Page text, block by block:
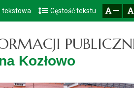
do głównego menu
do treści
do mapy serwisu
tekstowa Gęstość tekstu
Kozłowo